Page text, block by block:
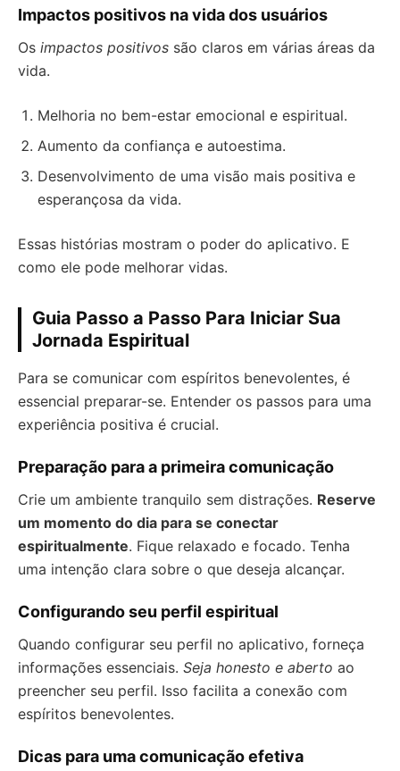
Impactos positivos na vida dos usuários
Os impactos positivos são claros em várias áreas da
vida.
Melhoria no bem-estar emocional e espiritual.
Aumento da confiança e autoestima.
Desenvolvimento de uma visão mais positiva e
esperançosa da vida.
Essas histórias mostram o poder do aplicativo. E
como ele pode melhorar vidas.
Guia Passo a Passo Para Iniciar Sua
Jornada Espiritual
Para se comunicar com espíritos benevolentes, é
essencial preparar-se. Entender os passos para uma
experiência positiva é crucial.
Preparação para a primeira comunicação
Crie um ambiente tranquilo sem distrações. Reserve
um momento do dia para se conectar
espiritualmente. Fique relaxado e focado. Tenha
uma intenção clara sobre o que deseja alcançar.
Configurando seu perfil espiritual
Quando configurar seu perfil no aplicativo, forneça
informações essenciais. Seja honesto e aberto ao
preencher seu perfil. Isso facilita a conexão com
espíritos benevolentes.
Dicas para uma comunicação efetiva